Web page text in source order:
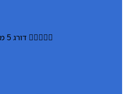
 דורג 5 מתוך 5